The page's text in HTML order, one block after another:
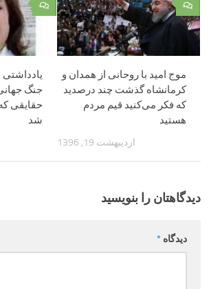
۰
جنگ
حقایقی
شد
۰
موج امید با روحانی از همدان و
کرمانشاه گذشت چند درصدید
که ‌فکر می‌کنید قیم مردم‌
هستید
اردیبهشت 19, 1396
دیدگاهتان را بنویسید
دیدگاه *